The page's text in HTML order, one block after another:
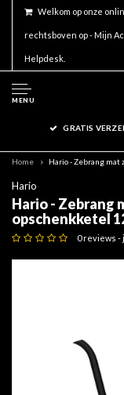
Welkom op onze
rechtsboven op - Mijn
Helpdesk.
MENU
GRATIS
Home Hario - Zebrang
Hario
Hario - Zebrang
opschenkketel
0 reviews -